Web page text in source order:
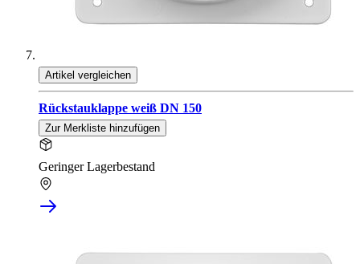
Artikel vergleichen
Rückstauklappe weiß DN 150
Zur Merkliste hinzufügen
Geringer Lagerbestand